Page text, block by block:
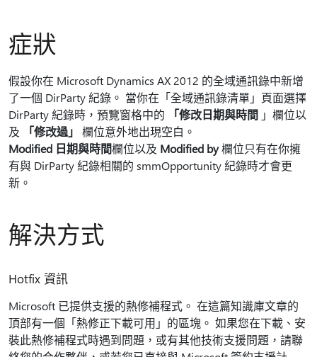
症狀
假設你在 Microsoft Dynamics AX 2012 的全域通訊錄中新增
了一個 DirParty 紀錄。 當你在「全域通訊錄清單」頁面選擇
DirParty 紀錄時，預覽窗格中的
「修改日期與時間 」欄位以
及
「修改過」
欄位意外地出現空白。
Modified 日期與時間欄位以及 Modified by欄位只有在你擁
有與 DirParty 紀錄相關的 smmOpportunity 紀錄時才會更
新。
解決方式
Hotfix 資訊
Microsoft 已提供支援的熱修補程式。 在這篇知識庫文章的
頂部有一個「熱修正下載可用」的區塊。 如果您在下載、安
裝此熱修補程式時遇到問題，或有其他技術支援問題，請聯